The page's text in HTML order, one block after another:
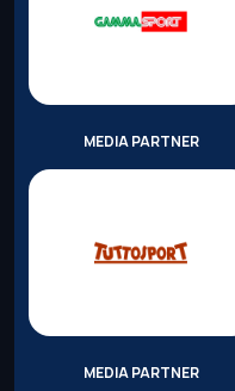
MEDIA PARTNER
MEDIA PARTNER